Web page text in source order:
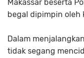
Makassar beserta
begal dipimpin oleh
Dalam
tidak segang